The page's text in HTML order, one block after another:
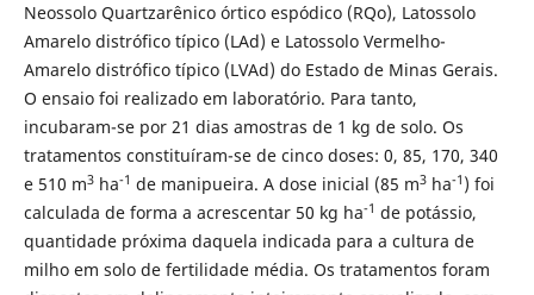
Neossolo Quartzarênico órtico espódico (RQo), Latossolo
Amarelo distrófico típico (LAd) e Latossolo Vermelho-
Amarelo distrófico típico (LVAd) do Estado de Minas Gerais.
O ensaio foi realizado em laboratório. Para tanto,
incubaram-se por 21 dias amostras de 1 kg de solo. Os
tratamentos constituíram-se de cinco doses: 0, 85, 170, 340
e 510 m3ha-1 de manipueira. A dose inicial (85 m3ha-1 ) foi
calculada de forma a acrescentar 50 kg ha-1 de potássio,
quantidade próxima daquela indicada para a cultura de
milho em solo de fertilidade média. Os tratamentos foram